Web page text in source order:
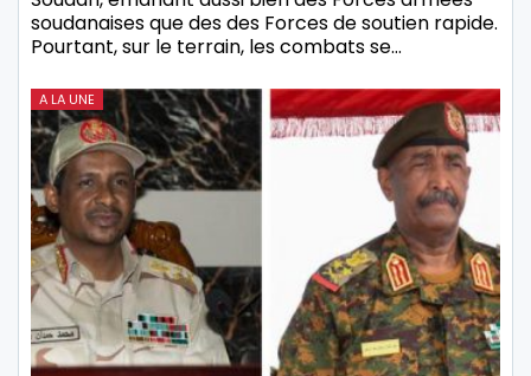
soudanaises que des des Forces de soutien rapide.
Pourtant, sur le terrain, les combats se…
A LA UNE